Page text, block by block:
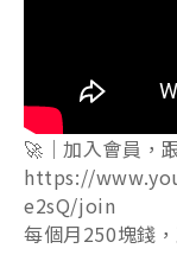
🚀｜加入會員，
https://
e2sQ/join
每個月250塊錢